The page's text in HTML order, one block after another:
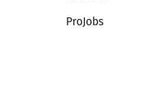
ProJobs